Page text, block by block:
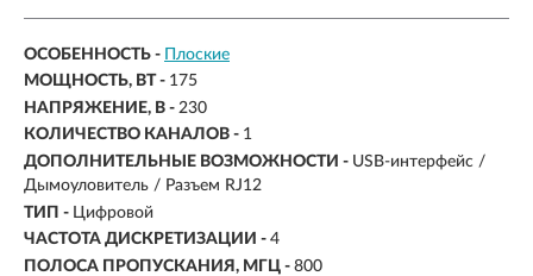
ОСОБЕННОСТЬ - Плоские
МОЩНОСТЬ, ВТ - 175
НАПРЯЖЕНИЕ, В - 230
КОЛИЧЕСТВО КАНАЛОВ - 1
ДОПОЛНИТЕЛЬНЫЕ ВОЗМОЖНОСТИ - USB-интерфейс /
Дымоуловитель / Разъем RJ12
ТИП - Цифровой
ЧАСТОТА ДИСКРЕТИЗАЦИИ - 4
ПОЛОСА ПРОПУСКАНИЯ, МГЦ - 800